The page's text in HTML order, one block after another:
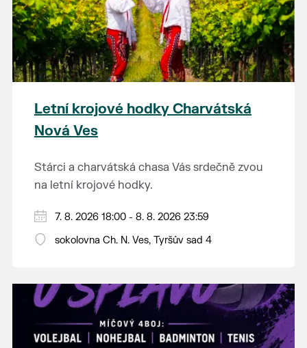
Letní krojové hodky Charvátská
Nová Ves
Stárci a charvátská chasa Vás srdečně zvou
na letní krojové hodky.
PÁTEK 7. srpna
18:00 - ruční stavění máje
14:00 - krojový průvod pro stárky od
hostince “U Buvola”
16:00 - odpolední zábava na sokolovně
21:00 - večerní zábava
7. 8. 2026 18:00 - 8. 8. 2026 23:59
sokolovna Ch. N. Ves, Tyršův sad 4